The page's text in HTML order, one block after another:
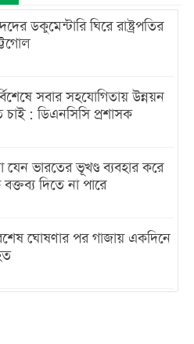
ডকুমেন্টারি ঘিরে রাষ্ট্রপতির
সবার সহযোগিতায় উন্নয়ন
: ডিএনসিসি প্রশাসক
যেন ভারতের ভূখণ্ড ব্যবহার করে
দিতে না পারে
ঘোষণার পর গাজায় একদিনে